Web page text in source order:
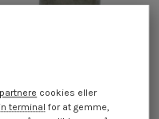
4,25 €inkl. moms
cookies eller
terminal for at gemme,